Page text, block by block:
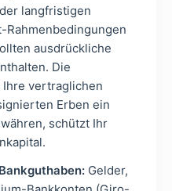
langfristigen
Rahmenbedingungen
ausdrückliche
Die
vertraglichen
Erben ein
schützt Ihr
Gelder,